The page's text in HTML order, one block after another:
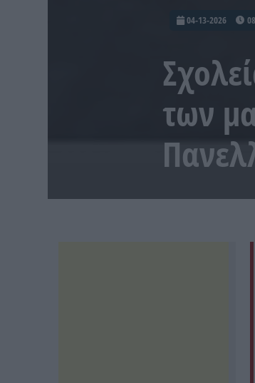
04-13-2026
των